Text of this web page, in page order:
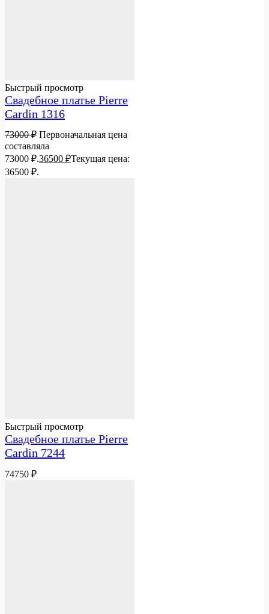
Быстрый просмотр
Свадебное платье Pierre
Cardin 1316
73000₽ Первоначальная цена
составляла
73000 ₽.36500 ₽Текущая цена:
36500 ₽.
Быстрый просмотр
Свадебное платье Pierre
Cardin 7244
74750 ₽